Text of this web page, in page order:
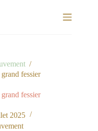
/
fessier
fessier
2025